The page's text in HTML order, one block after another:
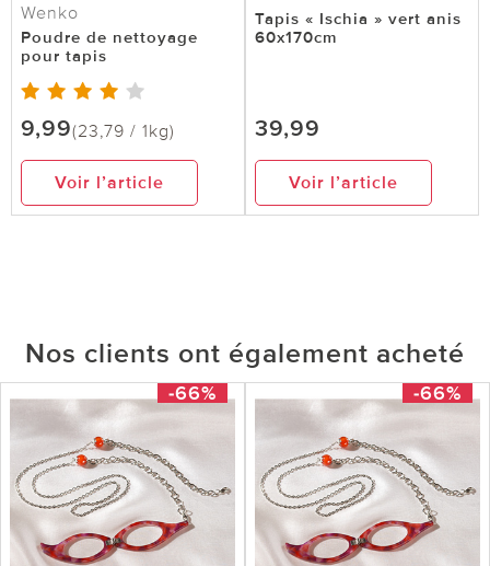
Wenko
Poudre de nettoyage
pour tapis
9,99(23,79 / 1kg)
Voir l’article
Tapis « Ischia » vert anis
60x170cm
39,99
Voir l’article
Nos clients ont également acheté
-66% -66%